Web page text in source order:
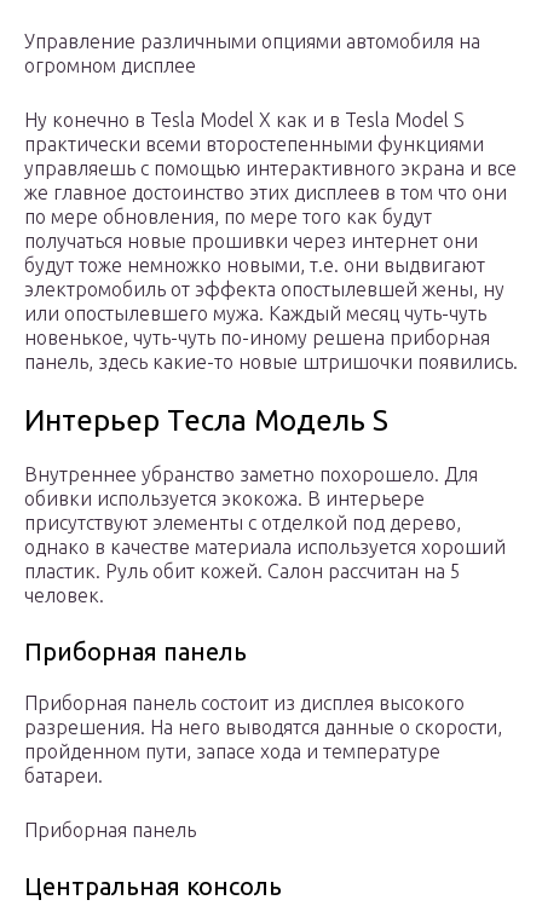
Управление различными опциями автомобиля на
огромном дисплее
Ну конечно в Tesla Model X как и в Tesla Model S
практически всеми второстепенными функциями
управляешь с помощью интерактивного экрана и все
же главное достоинство этих дисплеев в том что они
по мере обновления, по мере того как будут
получаться новые прошивки через интернет они
будут тоже немножко новыми, т.е. они выдвигают
электромобиль от эффекта опостылевшей жены, ну
или опостылевшего мужа. Каждый месяц чуть-чуть
новенькое, чуть-чуть по-иному решена приборная
панель, здесь какие-то новые штришочки появились.
Интерьер Тесла Модель S
Внутреннее убранство заметно похорошело. Для
обивки используется экокожа. В интерьере
присутствуют элементы с отделкой под дерево,
однако в качестве материала используется хороший
пластик. Руль обит кожей. Салон рассчитан на 5
человек.
Приборная панель
Приборная панель состоит из дисплея высокого
разрешения. На него выводятся данные о скорости,
пройденном пути, запасе хода и температуре
батареи.
Приборная панель
Центральная консоль